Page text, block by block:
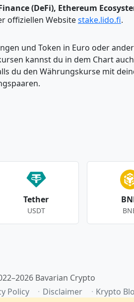
(DeFi), Ethereum
offiziellen Websitestake.lido.fi.
und Token in Euro oder
kannst du in dem Chart
du den Währungskurse mit
Tether
USDT
Bavarian Crypto
Policy Disclaimer Krypto